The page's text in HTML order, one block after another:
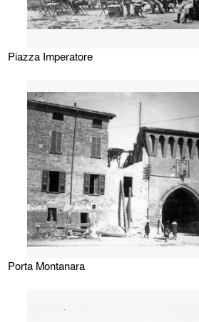
Piazza Imperatore
Porta Montanara